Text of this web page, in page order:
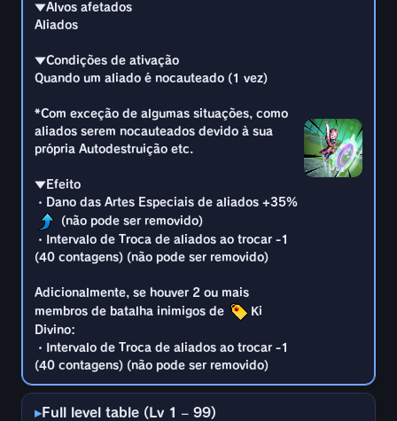
(20 contagens)
(não pode ser removido)
・Intervalo de Troca de aliados ao trocar -1
Adicionalmente, se houver 2 ou mais
Divino:
・Intervalo de Troca de aliados ao trocar -1
(30 contagens) (não pode ser removido)
*Com exceção de algumas situações, como
aliados serem nocauteados devido à sua
▼Efeito
(não pode ser removido)
・Intervalo de Troca de aliados ao trocar -1
(35 contagens) (não pode ser removido)
Adicionalmente, se houver 2 ou mais
membros de batalha inimigos de
Ki
Divino:
・Intervalo de Troca de aliados ao trocar -1
(35 contagens) (não pode ser removido)
▼Alvos afetados
Aliados
▼Condições de ativação
Quando um aliado é nocauteado (1 vez)
*Com exceção de algumas situações, como
aliados serem nocauteados devido à sua
própria Autodestruição etc.
▼Efeito
・Dano das Artes Especiais de aliados +35%
(não pode ser removido)
・Intervalo de Troca de aliados ao trocar -1
(40 contagens) (não pode ser removido)
Adicionalmente, se houver 2 ou mais
membros de batalha inimigos de
Ki
Divino:
・Intervalo de Troca de aliados ao trocar -1
(40 contagens) (não pode ser removido)
Full level table (Lv 1 – 99)